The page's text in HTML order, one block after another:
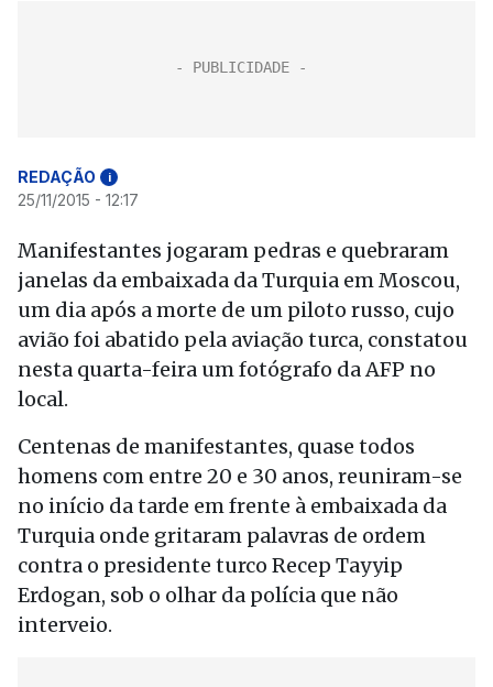
REDAÇÃO i
25/11/2015 - 12:17
Manifestantes jogaram pedras e quebraram
janelas da embaixada da Turquia em Moscou,
um dia após a morte de um piloto russo, cujo
avião foi abatido pela aviação turca, constatou
nesta quarta-feira um fotógrafo da AFP no
local.
Centenas de manifestantes, quase todos
homens com entre 20 e 30 anos, reuniram-se
no início da tarde em frente à embaixada da
Turquia onde gritaram palavras de ordem
contra o presidente turco Recep Tayyip
Erdogan, sob o olhar da polícia que não
interveio.